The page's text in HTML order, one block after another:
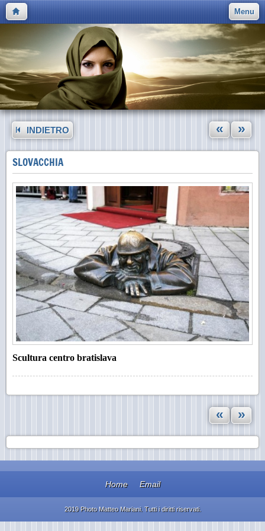
Menu
INDIETRO « »
SLOVACCHIA
Scultura centro bratislava
« »
Home Email
2019 Photo Matteo Mariani. Tutti i diritti riservati.